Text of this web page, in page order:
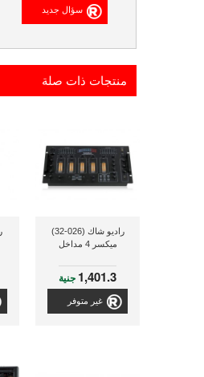
منتجات ذات صلة
راديو شاك (026-32)
ميكسر 4 مداخل
1,401.3 جنية
غير متوفر